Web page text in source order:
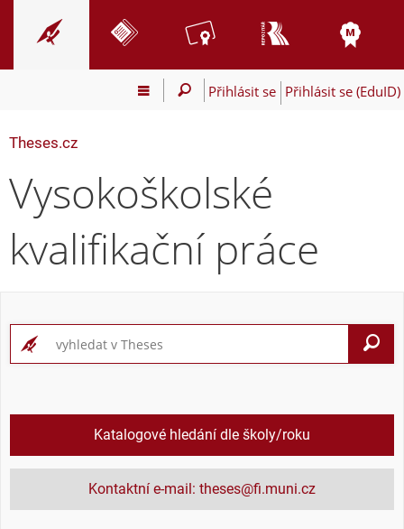
Přihlásit se Přihlásit se (EduID)
Theses.cz
Vysokoškolské
kvalifikační práce
Katalogové hledání dle školy/roku
Kontaktní e-mail: theses@fi.muni.cz